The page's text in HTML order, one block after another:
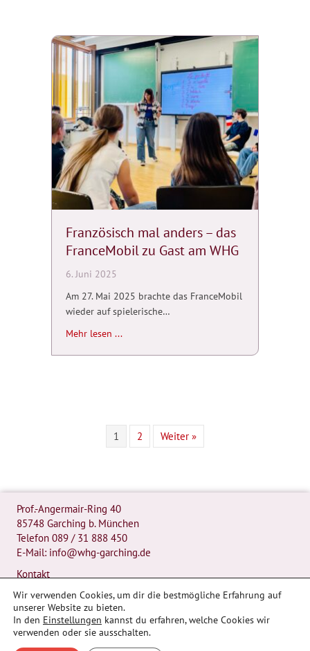
Französisch mal anders – das
FranceMobil zu Gast am WHG
6. Juni 2025
Am 27. Mai 2025 brachte das FranceMobil
wieder auf spielerische…
Mehr lesen ...
1 2 Weiter »
Prof.-Angermair-Ring 40
85748 Garching b. München
Telefon 089 / 31 888 450
E-Mail: info@whg-garching.de
Kontakt
© 2026 Werner Heisenberg Gymnasium
Datenschutz
Impressum
Wir verwenden Cookies, um dir die bestmögliche Erfahrung auf
unserer Website zu bieten.
In den Einstellungen kannst du erfahren, welche Cookies wir
verwenden oder sie ausschalten.